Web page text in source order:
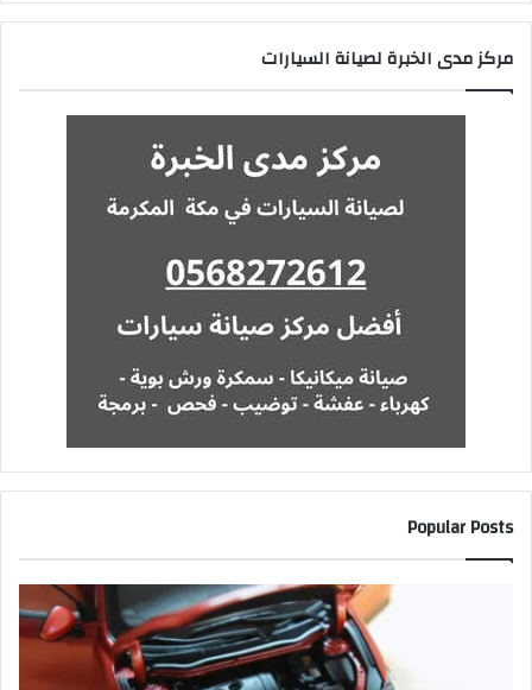
مركز مدى الخبرة لصيانة السيارات
Popular Posts